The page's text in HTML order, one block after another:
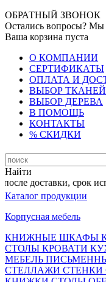
ОБРАТНЫЙ ЗВОНОК
Остались вопросы? Мы
Ваша корзина пуста
О КОМПАНИИ
СЕРТИФИКАТЫ
ОПЛАТА И
ВЫБОР ТКАНЕЙ
ВЫБОР ДЕРЕВА
В ПОМОЩЬ
КОНТАКТЫ
% СКИДКИ
Найти
доставки, срок
Каталог продукции
Корпусная мебель
КНИЖНЫЕ ШКАФЫ
СТОЛЫ КРОВАТИ
МЕБЕЛЬ
СТЕЛЛАЖИ СТЕНКИ